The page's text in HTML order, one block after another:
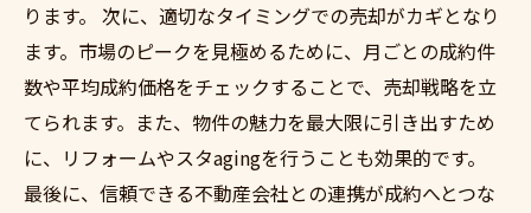
ります。 次に、適切なタイミングでの売却がカギとなり
ます。市場のピークを見極めるために、月ごとの成約件
数や平均成約価格をチェックすることで、売却戦略を立
てられます。また、物件の魅力を最大限に引き出すため
に、リフォームやスタagingを行うことも効果的です。
最後に、信頼できる不動産会社との連携が成約へとつな